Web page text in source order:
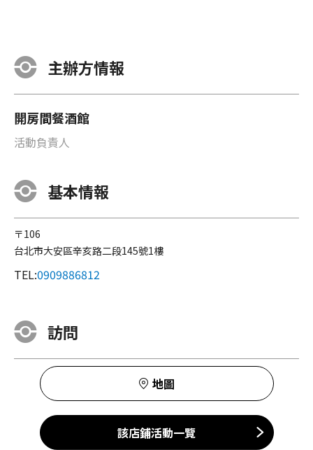
主辦方情報
開房間餐酒館
活動負責人
基本情報
〒106
台北市大安區辛亥路二段145號1樓
TEL:0909886812
訪問
地圖
該店鋪活動一覽